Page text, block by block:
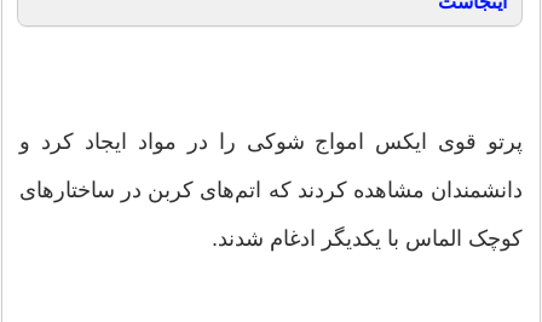
پرتو قوی ایکس امواج شوکی را در مواد ایجاد کرد و
دانشمندان مشاهده کردند که اتم‌های کربن در ساختارهای
کوچک الماس با یکدیگر ادغام شدند.